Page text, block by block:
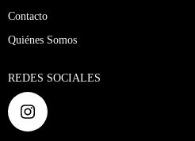
Contacto
Quiénes Somos
REDES SOCIALES